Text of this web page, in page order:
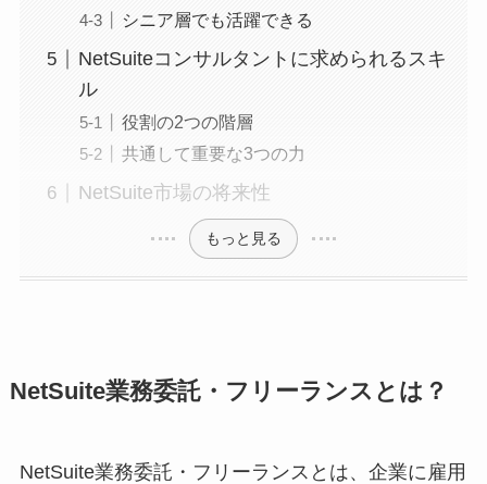
シニア層でも活躍できる
NetSuiteコンサルタントに求められるスキ
ル
役割の2つの階層
共通して重要な3つの力
NetSuite市場の将来性
もっと見る
NetSuite業務委託・フリーランスとは？
NetSuite業務委託・フリーランスとは、企業に雇用